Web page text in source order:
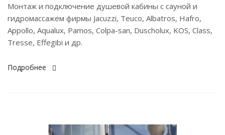
Монтаж и подключение душевой кабины с сауной и
гидромассажем фирмы Jacuzzi, Teuco, Albatros, Hafro,
Appollo, Aqualux, Pamos, Colpa-san, Duscholux, KOS, Class,
Tresse, Effegibi и др.
Подробнее